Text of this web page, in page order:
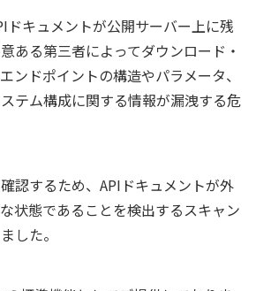
ドキュメントが公開サーバー上に残
ある第三者によってダウンロード・
ンドポイントの構造やパラメータ、
テム構成に関する情報が漏洩する危
認するため、APIドキュメントが外
状態であることを検出するスキャン
した。